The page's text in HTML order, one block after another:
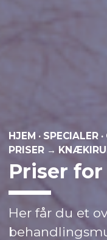
HJEM · SPECIALER ·
PRISER →
Priser
Her får du et